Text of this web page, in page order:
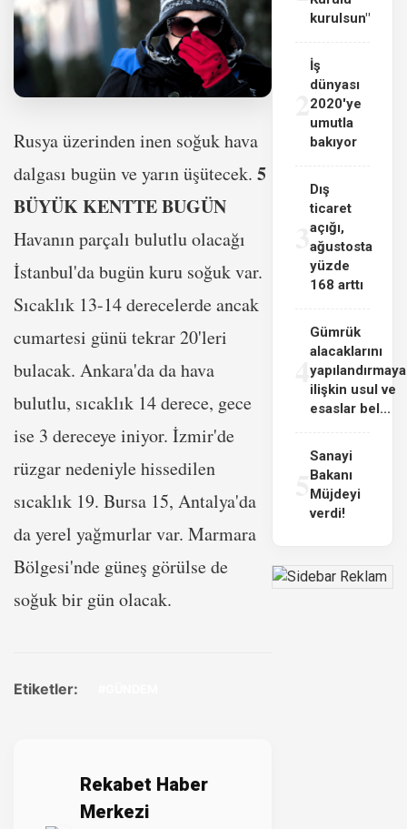
Rusya üzerinden inen soğuk hava
dalgası bugün ve yarın üşütecek. 5
BÜYÜK KENTTE BUGÜN
Havanın parçalı bulutlu olacağı
İstanbul'da bugün kuru soğuk var.
Sıcaklık 13-14 derecelerde ancak
cumartesi günü tekrar 20'leri
bulacak. Ankara'da da hava
bulutlu, sıcaklık 14 derece, gece
ise 3 dereceye iniyor. İzmir'de
rüzgar nedeniyle hissedilen
sıcaklık 19. Bursa 15, Antalya'da
da yerel yağmurlar var. Marmara
Bölgesi'nde güneş görülse de
soğuk bir gün olacak.
Etiketler:
Rekabet Haber
Merkezi
kurulsun"
İş
dünyası
2020'ye
umutla
bakıyor
3
Dış
ticaret
açığı,
ağustosta
yüzde
168 arttı
4
Gümrük
alacaklarını
yapılandırmaya
ilişkin usul ve
esaslar bel...
Sanayi
Bakanı
Müjdeyi
verdi!